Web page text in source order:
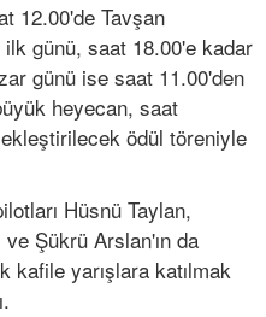
12.00'de Tavşan
ilk günü, saat 18.00'e kadar
günü ise saat 11.00'den
heyecan, saat
ödül töreniyle
Hüsnü Taylan,
Şükrü Arslan'ın da
kafile yarışlara katılmak